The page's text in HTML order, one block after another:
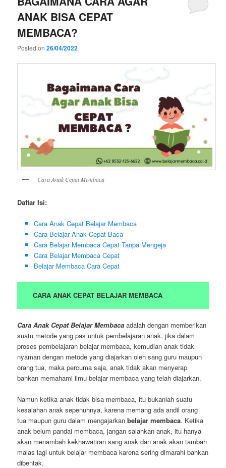
ANAK BISA CEPAT
MEMBACA?
Posted on26/04/2022
Cara Anak Cepat Membaca
Daftar Isi:
Cara Anak Cepat Belajar Membaca
Cara Belajar Anak Cepat Baca
Cara Belajar Membaca Cepat Tanpa Mengeja
Cara Belajar Membaca Cepat
Belajar Membaca Cara Cepat
CARA ANAK CEPAT BELAJAR MEMBACA
Cara Anak Cepat Belajar Membaca adalah dengan memberikan
suatu metode yang pas untuk pembelajaran anak, jika dalam
proses pembelajaran belajar membaca, kemudian anak tidak
nyaman dengan metode yang diajarkan oleh sang guru maupun
orang tua, maka percuma saja, anak tidak akan menyerap
bahkan memahami ilmu belajar membaca yang telah diajarkan.
Namun ketika anak tidak bisa membaca, itu bukanlah suatu
kesalahan anak sepenuhnya, karena memang ada andil orang
tua maupun guru dalam mengajarkanbelajar membaca. Ketika
anak belum pandai membaca, jangan salahkan anak, itu hanya
akan menambah kekhawatiran sang anak dan anak akan tambah
malas lagi untuk belajar membaca karena sering dimarahi bahkan
dibentak.